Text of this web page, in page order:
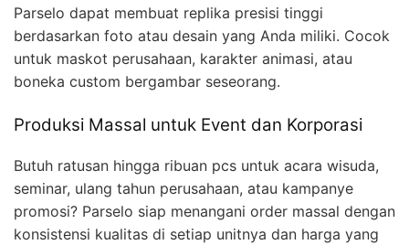
Parselo dapat membuat replika presisi tinggi
berdasarkan foto atau desain yang Anda miliki. Cocok
untuk maskot perusahaan, karakter animasi, atau
boneka custom bergambar seseorang.
Produksi Massal untuk Event dan Korporasi
Butuh ratusan hingga ribuan pcs untuk acara wisuda,
seminar, ulang tahun perusahaan, atau kampanye
promosi? Parselo siap menangani order massal dengan
konsistensi kualitas di setiap unitnya dan harga yang